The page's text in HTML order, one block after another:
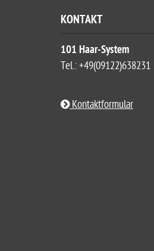
KONTAKT
101 Haar-System
Tel.: +49(09122)638231
Kontaktformular